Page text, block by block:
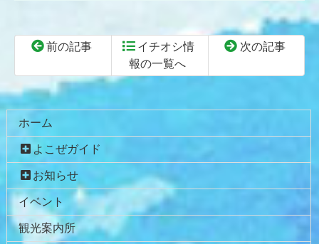
前の記事
イチオシ情
報の一覧へ
次の記事
ン
ン
文
先
ー
の
へ
る
ホーム
よこぜガイド
お知らせ
イベント
観光案内所